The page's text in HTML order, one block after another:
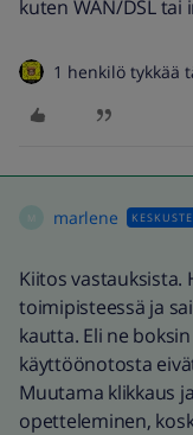
kuten WAN/DSL
1 henkilö tykkää
M marlene
Kiitos vastauksista.
toimipisteessä ja
kautta. Eli ne
käyttöönotosta
Muutama klikkaus
opetteleminen,